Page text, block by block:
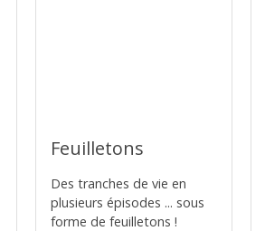
Feuilletons
Des tranches de vie en
plusieurs épisodes ... sous
forme de feuilletons !